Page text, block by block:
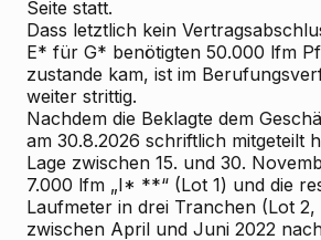
Seite statt.
Dass letztlich kein
E* für G* benötigten 50.000 lfm
zustande kam, ist im
weiter strittig.
Nachdem die Beklagte dem
am 30.8.2026 schriftlich mitgeteilt
Lage zwischen 15. und 30.
7.000 lfm „I* **“ (Lot 1) und die
Laufmeter in drei Tranchen (Lot
zwischen April und Juni 2022